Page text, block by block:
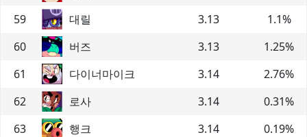
59
대릴 3.13 1.1%
60
버즈 3.13 1.25%
61
다이너마이크 3.14 2.76%
62
로사 3.14 0.31%
63
행크 3.14 0.19%